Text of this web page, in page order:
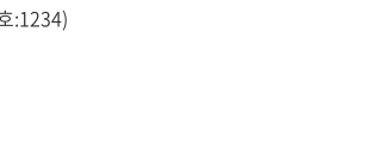
:1234)